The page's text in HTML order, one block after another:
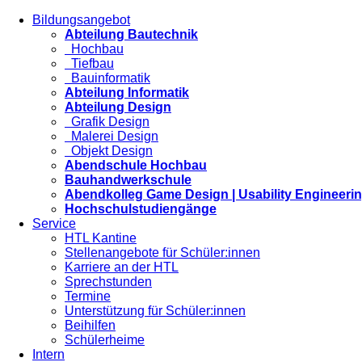
Bildungsangebot
Abteilung Bautechnik
Hochbau
Tiefbau
Bauinformatik
Abteilung Informatik
Abteilung Design
Grafik Design
Malerei Design
Objekt Design
Abendschule Hochbau
Bauhandwerkschule
Abendkolleg Game Design | Usability
Hochschulstudiengänge
Service
HTL Kantine
Stellenangebote für Schüler:innen
Karriere an der HTL
Sprechstunden
Termine
Unterstützung für Schüler:innen
Beihilfen
Schülerheime
Intern